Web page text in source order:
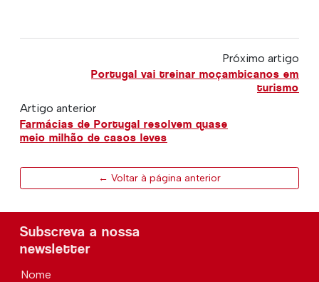
Próximo artigo
Portugal vai treinar moçambicanos em
turismo
Artigo anterior
Farmácias de Portugal resolvem quase
meio milhão de casos leves
← Voltar à página anterior
Subscreva a nossa
newsletter
Nome